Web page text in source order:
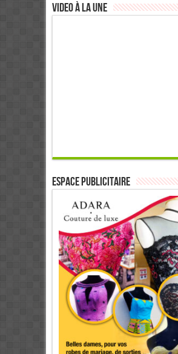
Video à la Une
ESPACE PUBLICITAIRE